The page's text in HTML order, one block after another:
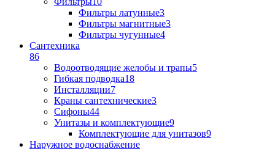
Фильтры латунные3
Фильтры магнитные3
Фильтры чугунные4
Сантехника
86
Водоотводящие желобы и трапы5
Гибкая подводка18
Инсталляции7
Краны сантехнические3
Сифоны44
Унитазы и комплектующие9
Комплектующие для унитазов9
Наружное водоснабжение